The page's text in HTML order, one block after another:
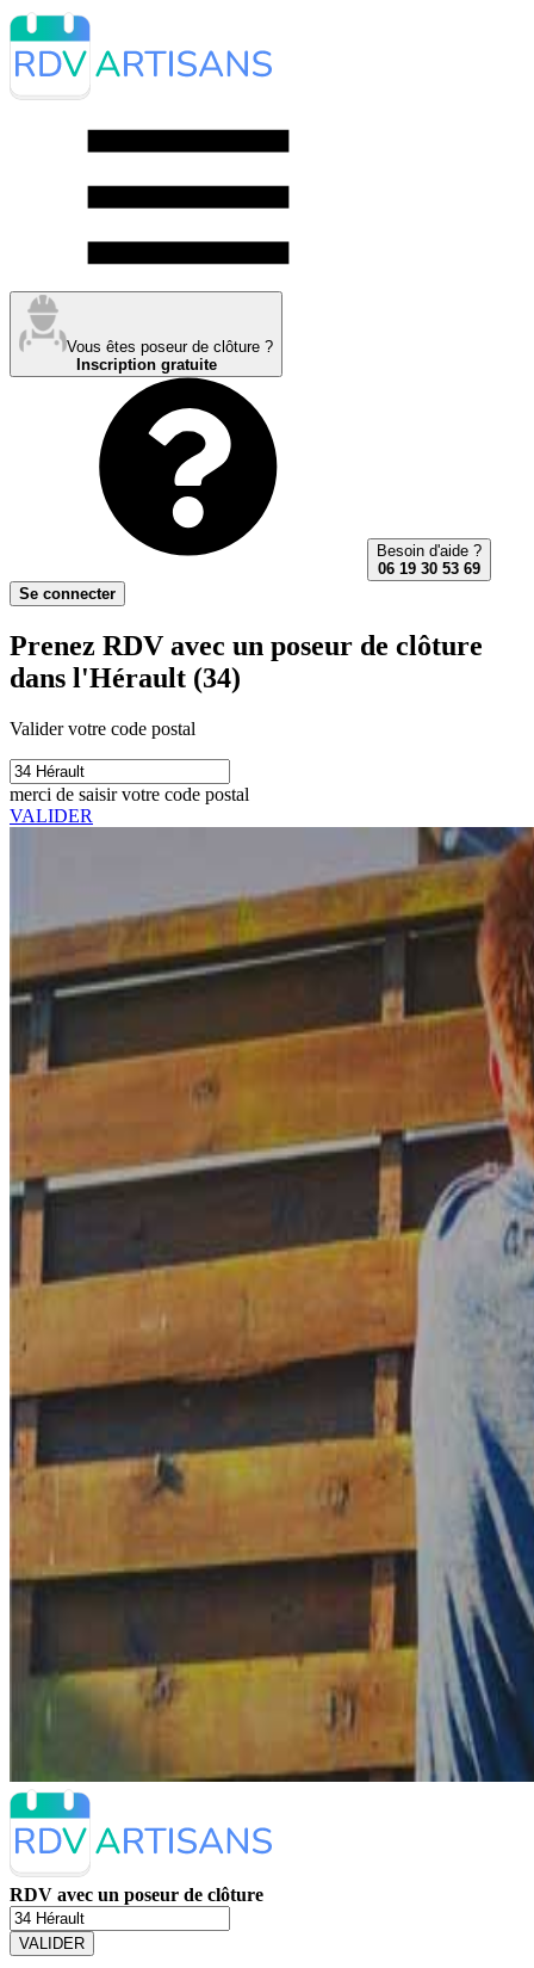
Vous êtes poseur de clôture ?
Inscription gratuite
Besoin d'aide ?
06 19 30 53 69
Se connecter
Prenez RDV avec un poseur de clôture
dans l'Hérault (34)
Valider votre code postal
merci de saisir votre code postal
VALIDER
RDV avec un poseur de clôture
VALIDER